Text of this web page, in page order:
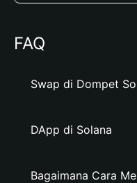
FAQ
Swap di Dompet
DApp di Solana
Bagaimana Cara